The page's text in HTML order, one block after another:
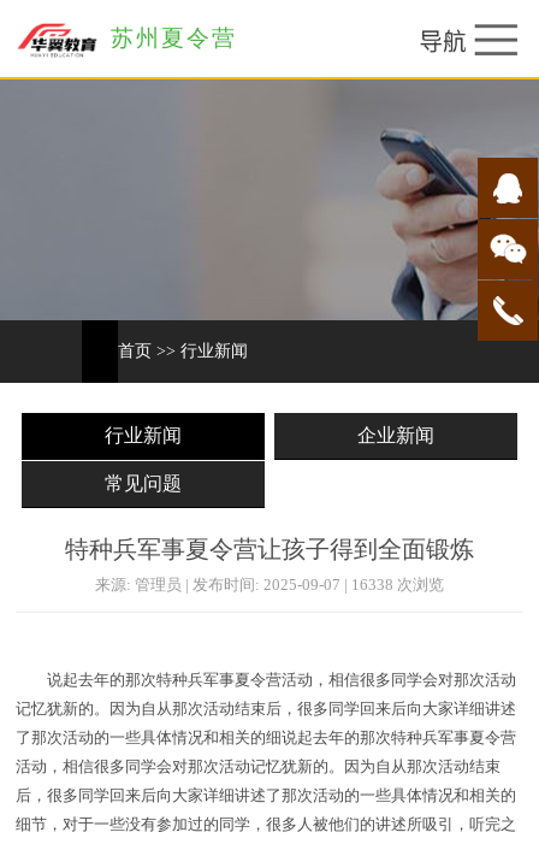
苏州夏令营
首页 >> 行业新闻
行业新闻 企业新闻
常见问题
特种兵军事夏令营让孩子得到全面锻炼
来源: 管理员 | 发布时间: 2025-09-07 | 16338 次浏览
说起去年的那次特种兵军事夏令营活动，相信很多同学会对那次活动
记忆犹新的。因为自从那次活动结束后，很多同学回来后向大家详细讲述
了那次活动的一些具体情况和相关的细说起去年的那次特种兵军事夏令营
活动，相信很多同学会对那次活动记忆犹新的。因为自从那次活动结束
后，很多同学回来后向大家详细讲述了那次活动的一些具体情况和相关的
细节，对于一些没有参加过的同学，很多人被他们的讲述所吸引，听完之